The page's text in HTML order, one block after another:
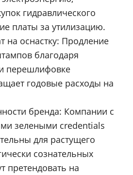
гидравлического
платы за утилизацию.
на оснастку: Продление
благодаря
перешлифовке
годовые расходы на
бренда: Компании с
зелеными credentials
для растущего
сознательных
претендовать на